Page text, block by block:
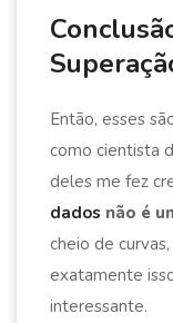
Então, esses
como cientista
deles me fez
dados não é
cheio de
exatamente
interessante.